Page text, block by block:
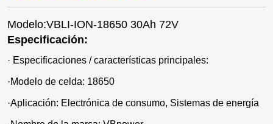
Modelo:VBLI-ION-18650 30Ah 72V
Especificación:
· Especificaciones / características principales:
·Modelo de celda: 18650
·Aplicación: Electrónica de consumo, Sistemas de energía